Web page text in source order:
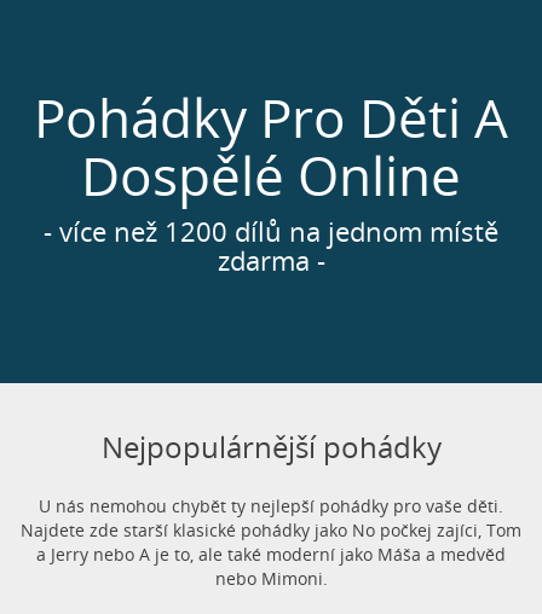
Pohádky Pro Děti A
Dospělé Online
- více než 1200 dílů na jednom místě
zdarma -
Nejpopulárnější pohádky
U nás nemohou chybět ty nejlepší pohádky pro vaše děti.
Najdete zde starší klasické pohádky jako No počkej zajíci, Tom
a Jerry nebo A je to, ale také moderní jako Máša a medvěd
nebo Mimoni.